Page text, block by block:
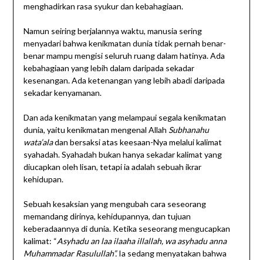
menghadirkan rasa syukur dan kebahagiaan.
Namun seiring berjalannya waktu, manusia sering
menyadari bahwa kenikmatan dunia tidak pernah benar-
benar mampu mengisi seluruh ruang dalam hatinya. Ada
kebahagiaan yang lebih dalam daripada sekadar
kesenangan. Ada ketenangan yang lebih abadi daripada
sekadar kenyamanan.
Dan ada kenikmatan yang melampaui segala kenikmatan
dunia, yaitu kenikmatan mengenal Allah Subhanahu
wata’aladan bersaksi atas keesaan-Nya melalui kalimat
syahadah. Syahadah bukan hanya sekadar kalimat yang
diucapkan oleh lisan, tetapi ia adalah sebuah ikrar
kehidupan.
Sebuah kesaksian yang mengubah cara seseorang
memandang dirinya, kehidupannya, dan tujuan
keberadaannya di dunia. Ketika seseorang mengucapkan
kalimat: “Asyhadu an laa ilaaha illallah, wa asyhadu anna
Muhammadar Rasulullah”.Ia sedang menyatakan bahwa